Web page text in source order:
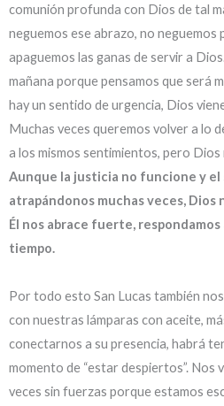
comunión profunda con Dios de tal
neguemos ese abrazo, no neguemos
apaguemos las ganas de servir a
mañana porque pensamos que será
hay un sentido de urgencia, Dios
Muchas veces queremos volver a lo
a los mismos sentimientos, pero
Aunque la justicia no funcione y
atrapándonos muchas veces, Dios
Él nos abrace fuerte, respondamos
tiempo.
Por todo esto San Lucas también
con nuestras lámparas con aceite,
conectarnos a su presencia, habrá
momento de “estar despiertos”. Nos
veces sin fuerzas porque estamos